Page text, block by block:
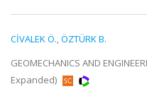
CİVALEK Ö.,ÖZTÜRK B.
GEOMECHANICS AND
Expanded)